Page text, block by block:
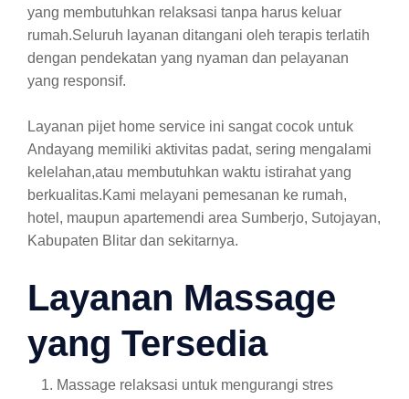
yang membutuhkan relaksasi tanpa harus keluar
rumah.Seluruh layanan ditangani oleh terapis terlatih
dengan pendekatan yang nyaman dan pelayanan
yang responsif.
Layanan pijet home service ini sangat cocok untuk
Andayang memiliki aktivitas padat, sering mengalami
kelelahan,atau membutuhkan waktu istirahat yang
berkualitas.Kami melayani pemesanan ke rumah,
hotel, maupun apartemendi area Sumberjo, Sutojayan,
Kabupaten Blitar dan sekitarnya.
Layanan Massage
yang Tersedia
Massage relaksasi untuk mengurangi stres